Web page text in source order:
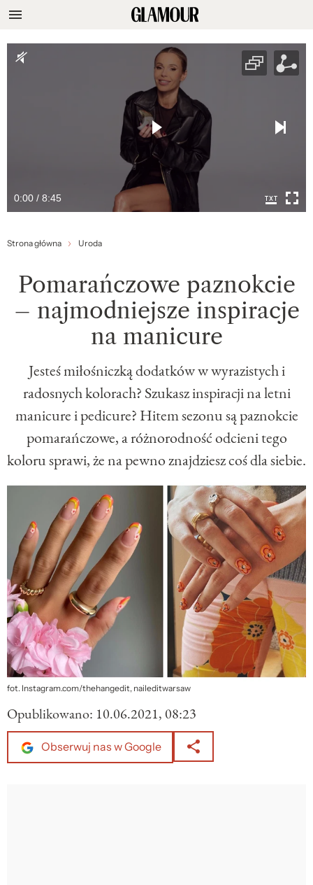
0:00 / 8:45
Strona główna Uroda
Pomarańczowe paznokcie
– najmodniejsze inspiracje
na manicure
Jesteś miłośniczką dodatków w wyrazistych i
radosnych kolorach? Szukasz inspiracji na letni
manicure i pedicure? Hitem sezonu są paznokcie
pomarańczowe, a różnorodność odcieni tego
koloru sprawi, że na pewno znajdziesz coś dla siebie.
fot. Instagram.com/thehangedit, naileditwarsaw
Opublikowano: 10.06.2021, 08:23
Obserwuj nas w Google